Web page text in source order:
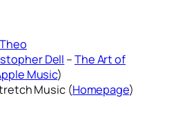
Theo
Dell –The Art of
Music)
Music (Homepage)